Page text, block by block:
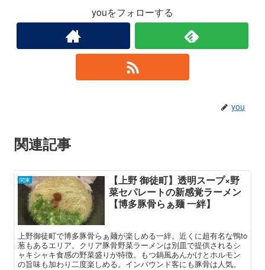
youをフォローする
you
関連記事
関東
【上野 御徒町】透明スープ×野
菜セパレートの新感覚ラーメン
【博多豚骨らぁ麺 一絆】
上野御徒町で博多豚骨らぁ麺が楽しめる一絆。近くに超有名な鴨to
葱もあるエリア。クリア豚骨野菜ラーメンは別皿で提供されるシ
ャキシャキ食感の野菜盛りが特徴。もつ鍋風あんかけとホルモン
の旨味も加わり二度楽しめる。インバウンド客にも豚骨は人気。